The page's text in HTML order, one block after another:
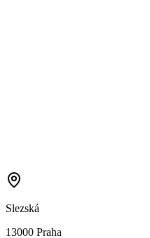
Slezská
13000 Praha